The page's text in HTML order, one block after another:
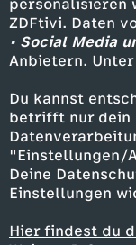
personalisieren
ZDFtivi. Daten
• Social Media
Anbietern.
Du kannst
betrifft nur dein
"Einstellungen/
Deine
Einstellungen
Hier findest du
Politik